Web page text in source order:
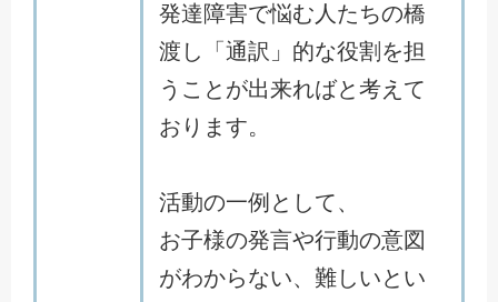
発達障害で悩む人たちの橋
渡し「通訳」的な役割を担
うことが出来ればと考えて
おります。
活動の一例として、
お子様の発言や行動の意図
がわからない、難しいとい